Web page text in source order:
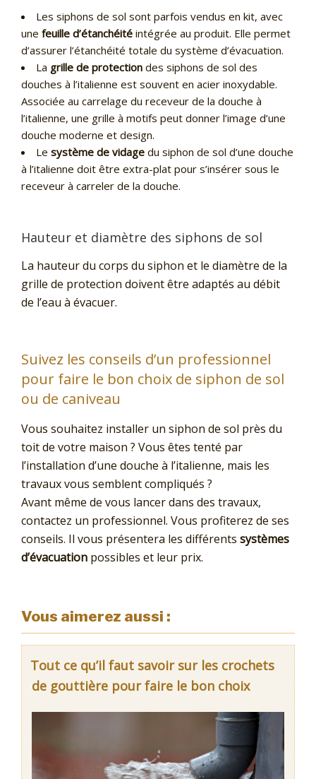
Les siphons de sol sont parfois vendus en kit, avec
une feuille d’étanchéité intégrée au produit. Elle permet
d’assurer l’étanchéité totale du système d’évacuation.
La grille de protection des siphons de sol des
douches à l’italienne est souvent en acier inoxydable.
Associée au carrelage du receveur de la douche à
l’italienne, une grille à motifs peut donner l’image d’une
douche moderne et design.
Le système de vidage du siphon de sol d’une douche
à l’italienne doit être extra-plat pour s’insérer sous le
receveur à carreler de la douche.
Hauteur et diamètre des siphons de sol
La hauteur du corps du siphon et le diamètre de la
grille de protection doivent être adaptés au débit
de l’eau à évacuer.
Suivez les conseils d’un professionnel
pour faire le bon choix de siphon de sol
ou de caniveau
Vous souhaitez installer un siphon de sol près du
toit de votre maison ? Vous êtes tenté par
l’installation d’une douche à l’italienne, mais les
travaux vous semblent compliqués ?
Avant même de vous lancer dans des travaux,
contactez un professionnel. Vous profiterez de ses
conseils. Il vous présentera les différents systèmes
d’évacuation possibles et leur prix.
Vous aimerez aussi :
Tout ce qu’il faut savoir sur les crochets
de gouttière pour faire le bon choix